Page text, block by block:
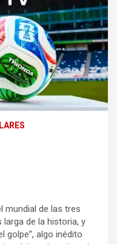
mundial de las tres
de la historia, y
golpe”, algo inédito